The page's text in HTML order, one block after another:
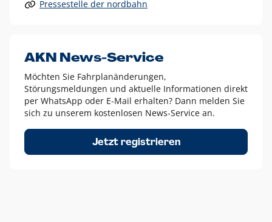
Alle anderen Logo-Varianten dürfen nur in Ausnahmefällen
Diese Ausnahmen sind zum Beispiel:
dem AKN Blau,
weißes Logo auf Fotohintergründen,
schwarzes Logo für reine Schwarz-Weiß-Umsetzungen
Um das Logo herum muss ein Schutzraum von jeweils einer
Höhe bzw. Breite des N aus AKN in alle Richtungen
Pressestelle der nordbahn
AKN News-Service
Möchten Sie Fahrplanänderungen,
Störungsmeldungen und aktuelle Informationen direkt
per WhatsApp oder E-Mail erhalten? Dann melden Sie
sich zu unserem kostenlosen News-Service an.
Jetzt registrieren